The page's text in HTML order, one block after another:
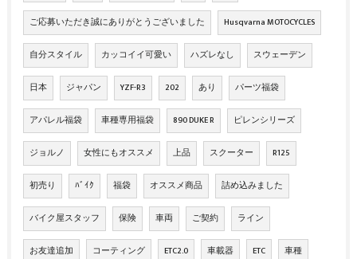
ご応募いただき誠にありがとうございました Husqvarna MOTOCYCLES
自分スタイル カッコイイ可愛い ハズレなし スウェーデン
日本 ジャパン YZF-R3 202 あり パーツ福袋
アパレル福袋 車種専用福袋 890 DUKE R ピレンシリーズ
ジョルノ 女性にもオススメ 上品 スクーター R125
初売り ﾊﾞｲｸ 福袋 オススメ商品 詰め込みました
バイク屋スタッフ 保険 車両 ご契約 ライン
お友達追加 コーティング ETC2.0 車載器 ETC 車種